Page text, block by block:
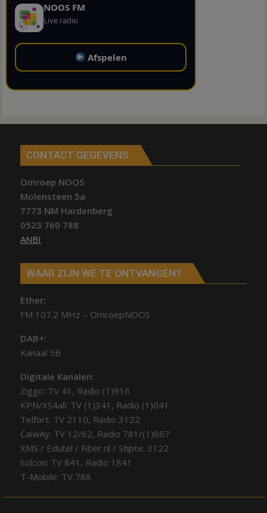
NOOS FM
Live radio
Afspelen
CONTACT GEGEVENS
Omroep NOOS
Molensteen 5a
7773 NM Hardenberg
0523 760 788
ANBI
WAAR ZIJN WE TE ONTVANGEN?
Ether;
FM 107.2 MHz – OmroepNOOS
DAB+:
Kanaal 5B
Digitale Kanalen:
Ziggo: TV 41, Radio (1)916
KPN/XS4all: TV (1)341, Radio (1)041
Telfort: TV 2110, Radio 3122
CaiwAy: TV 12/62, Radio 781/(1)867
XMS / Edutel / Fiber.nl / Stipte: 3122
Solcon: TV 841, Radio 1841
T-Mobile: TV 788